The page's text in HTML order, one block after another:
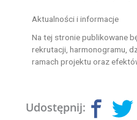
Aktualności i informacje
Na tej stronie publikowane
rekrutacji, harmonogramu,
ramach projektu oraz
Udostępnij: